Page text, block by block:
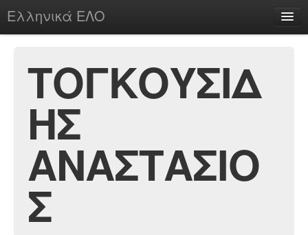
Ελληνικά ΕΛΟ
chesstu.be @ discord
Login
ΤΟΓΚΟΥΣΙΔ
ΗΣ
ΑΝΑΣΤΑΣΙΟ
Σ